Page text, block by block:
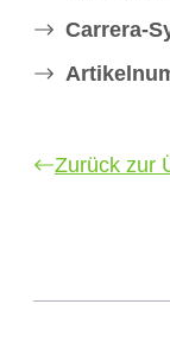
Carrera-
Zurück zur